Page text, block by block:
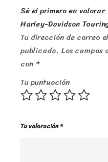
Sé el primero en valorar
Harley-Davidson
Tu dirección de correo
publicada. Los campos
con *
Tu puntuación
Tu valoración*